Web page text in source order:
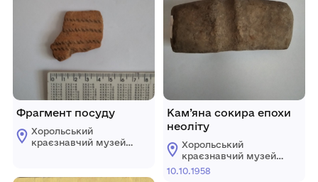
Фрагмент посуду
Хорольський
краєзнавчий музей
району Полтавської
Кам’яна сокира епохи
неоліту
Хорольський
краєзнавчий музей
Хорольської міської
10.10.1958